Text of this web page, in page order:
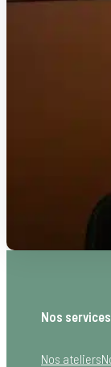
Atelier
2 juillet 2026
Nos services
Nos ateliers